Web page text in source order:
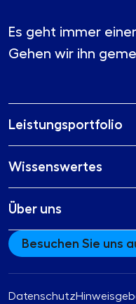
Es geht immer
Gehen wir ihn
Leistungsportfolio
Wissenswertes
Über uns
Besuchen Sie uns
Datenschutz